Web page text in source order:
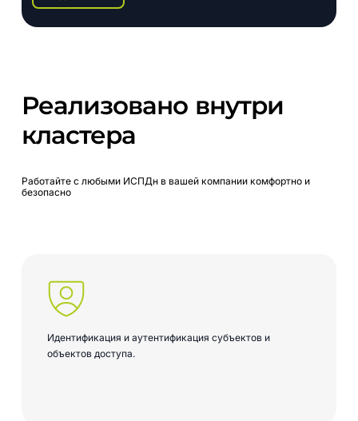
Реализовано внутри
кластера
Работайте с любыми ИСПДн в вашей компании комфортно и
безопасно
Идентификация и аутентификация субъектов и
объектов доступа.